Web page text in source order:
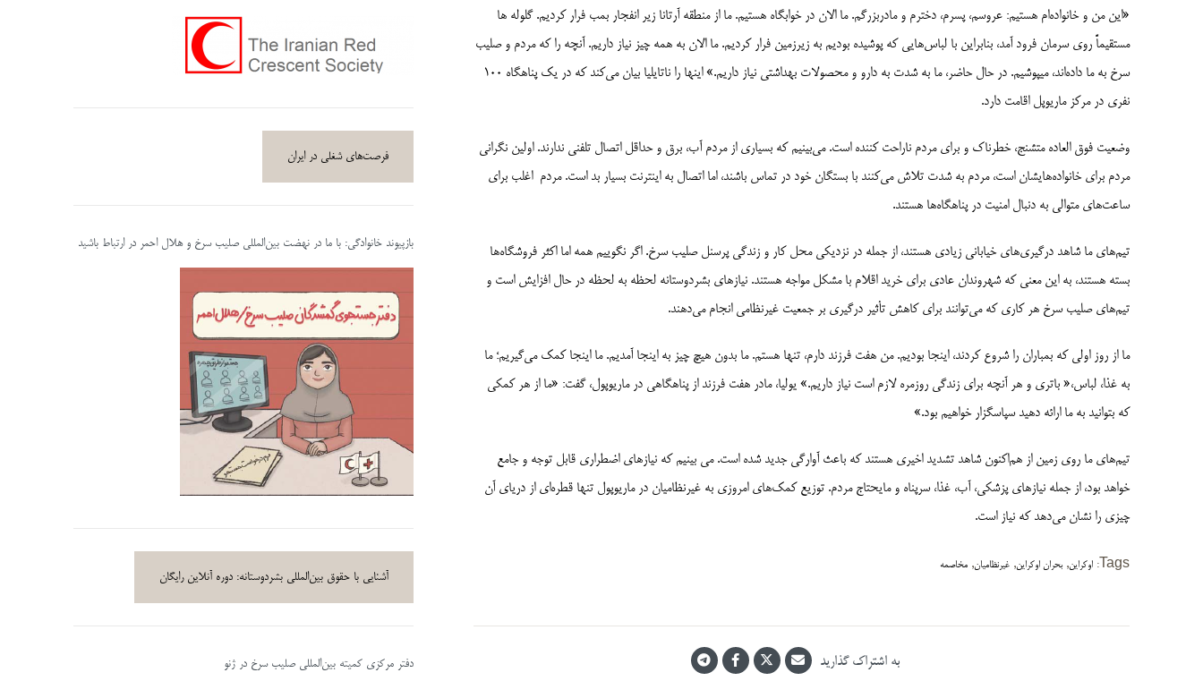
«این من و خانواده‌­ام هستیم: عروسم، پسرم، دخترم و مادربزرگم. ما الان در خوابگاه هستیم. ما از منطقه آرتانا زیر انفجار بمب فرار کردیم. گلوله ها
مستقیماً روی سرمان فرود آمد، بنابراین با لباس‌­هایی که پوشیده بودیم به زیرزمین فرار کردیم. ما الان به همه چیز نیاز داریم. آنچه را که مردم و صلیب
سرخ به ما داده‌­اند، می­پوشیم. در حال حاضر، ما به شدت به دارو و محصولات بهداشتی نیاز داریم.» اینها را ناتایلیا بیان می‌کند که در یک پناهگاه 100
نفری در مرکز ماریوپل اقامت دارد.
وضعیت فوق العاده متشنج، خطرناک و برای مردم ناراحت کننده است. می‌­بینیم که بسیاری از مردم آب، برق و حداقل اتصال تلفنی ندارند. اولین نگرانی
مردم برای خانواده­‌هایشان است، مردم به شدت تلاش می­‌کنند با بستگان خود در تماس باشند، اما اتصال به اینترنت بسیار بد است. مردم اغلب برای
ساعت­‌های متوالی به دنبال امنیت در پناهگاه‌ها هستند.
تیم­‌های ما شاهد درگیری­‌های خیابانی زیادی هستند، از جمله در نزدیکی محل کار و زندگی پرسنل صلیب سرخ. اگر نگوییم همه اما اکثر فروشگاه‌­ها
بسته هستند، به این معنی که شهروندان عادی برای خرید اقلام با مشکل مواجه هستند. نیازهای بشردوستانه لحظه به لحظه در حال افزایش است و
تیم‌­های صلیب سرخ هر کاری که می­‌توانند برای کاهش تأثیر درگیری بر جمعیت غیرنظامی انجام می‌­دهند.
ما از روز اولی که بمباران را شروع کردند، اینجا بودیم. من هفت فرزند دارم، تنها هستم. ما بدون هیچ چیز به اینجا آمدیم. ما اینجا کمک می­‌گیریم؛ ما
به غذا، لباس،« باتری و هر آنچه برای زندگی روزمره لازم است نیاز داریم.» یولیا، مادر هفت فرزند از پناهگاهی در ماریوپول، گفت: «ما از هر کمکی
که بتوانید به ما ارائه دهید سپاسگزار خواهیم بود.»
تیم‌های ما روی زمین از هم‌اکنون شاهد تشدید اخیری هستند که باعث آوارگی جدید شده است. می بینیم که نیازهای اضطراری قابل توجه و جامع
خواهد بود، از جمله نیازهای پزشکی، آب، غذا، سرپناه و مایحتاج مردم. توزیع کمک‌های امروزی به غیرنظامیان در ماریوپول تنها قطره‌ای از دریای آن
چیزی را نشان می­‌دهد که نیاز است.
Tags: اوکراین, بحران اوکراین, غیرنظامیان, مخاصمه
به اشتراک گذارید
فرصت‌های شغلی در ایران
بازپیوند خانوادگی: با ما در نهضت بین‌المللی صلیب سرخ و هلال احمر در ارتباط باشید
آشنایی با حقوق بین‌المللی بشردوستانه: دوره آنلاین رایگان
دفتر مرکزی کمیته بین‌المللی صلیب سرخ در ژنو